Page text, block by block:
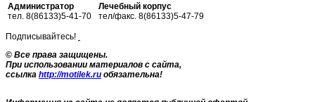
Администратор
тел. 8(86133)5-41-70
Лечебный корпус
тел/факс. 8(86133)5-47-79
Подписывайтесь!
© Все права защищены.
При использовании материалов с сайта,
ссылка http://motilek.ru обязательна!